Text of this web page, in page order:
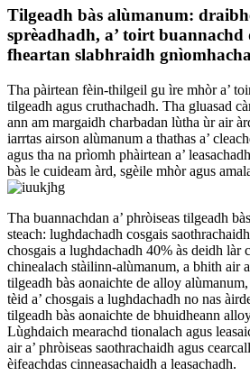
Tilgeadh bàs alùmanum:
sprèadhadh, a’ toirt
fheartan slabhraidh
Tha pàirtean fèin-thilgeil gu ìre mhòr a’
tilgeadh agus cruthachadh. Tha gluasad
ann am margaidh charbadan lùtha ùr air
iarrtas airson alùmanum a thathas a’
agus tha na prìomh phàirtean a’
bàs le cuideam àrd, sgèile mhòr agus
Tha buannachdan a’ phròiseas tilgeadh
steach: lughdachadh cosgais
chosgais a lughdachadh 40% às deidh
chinealach stàilinn-alùmanum, a bhith air
tilgeadh bàs aonaichte de alloy
tèid a’ chosgais a lughdachadh no nas
tilgeadh bàs aonaichte de bhuidheann
Lùghdaich mearachd tionalach agus
air a’ phròiseas saothrachaidh agus
èifeachdas cinneasachaidh a leasachadh.